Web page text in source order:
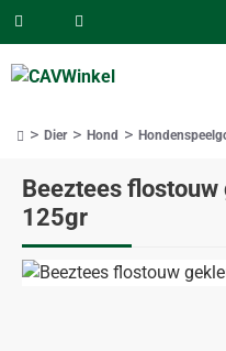
Beeztees
125gr
Dier Hond